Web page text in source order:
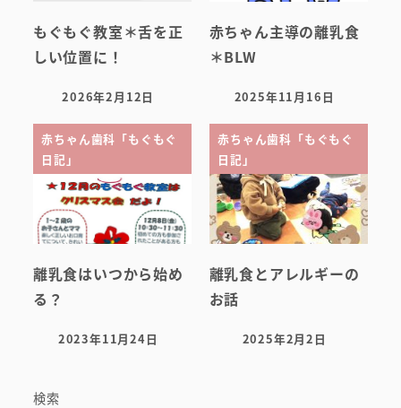
スタッフ紹介
もぐもぐ教室＊舌を正
しい位置に！
投稿日
2026年2月12日
赤ちゃん主導の離乳食
＊BLW
投稿日
2025年11月16日
赤ちゃん歯科「もぐもぐ
日記」
離乳食はいつから始め
る？
投稿日
2023年11月24日
赤ちゃん歯科「もぐもぐ
日記」
離乳食とアレルギーの
お話
投稿日
2025年2月2日
検索